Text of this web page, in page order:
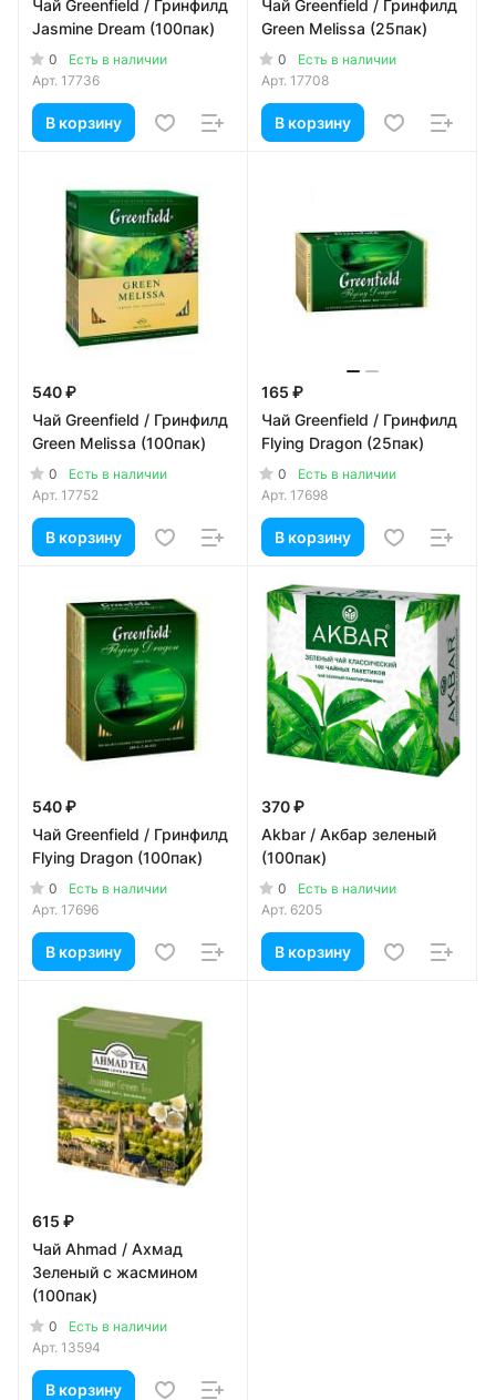
Чай Greenfield / Гринфилд
Jasmine Dream (100пак)
0
Есть в наличии
Арт. 17736
В корзину
Чай Greenfield / Гринфилд
Green Melissa (25пак)
0
Есть в наличии
Арт. 17708
В корзину
540 ₽
Чай Greenfield / Гринфилд
Green Melissa (100пак)
0
Есть в наличии
Арт. 17752
В корзину
165 ₽
Чай Greenfield / Гринфилд
Flying Dragon (25пак)
0
Есть в наличии
Арт. 17698
В корзину
540 ₽
Чай Greenfield / Гринфилд
Flying Dragon (100пак)
0
Есть в наличии
Арт. 17696
В корзину
370 ₽
Akbar / Акбар зеленый
(100пак)
0
Есть в наличии
Арт. 6205
В корзину
615 ₽
Чай Ahmad / Ахмад
Зеленый с жасмином
(100пак)
0
Есть в наличии
Арт. 13594
В корзину